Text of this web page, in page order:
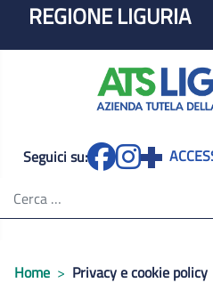
REGIONE LIGURIA
Seguici su:
Cerca nel sito
Home Privacy e cookie policy